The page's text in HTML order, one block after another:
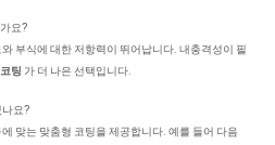
요?
부식에 대한 저항력이 뛰어납니다. 내충격성이 필
팅 가 더 나은 선택입니다.
나요?
맞는 맞춤형 코팅을 제공합니다. 예를 들어 다음